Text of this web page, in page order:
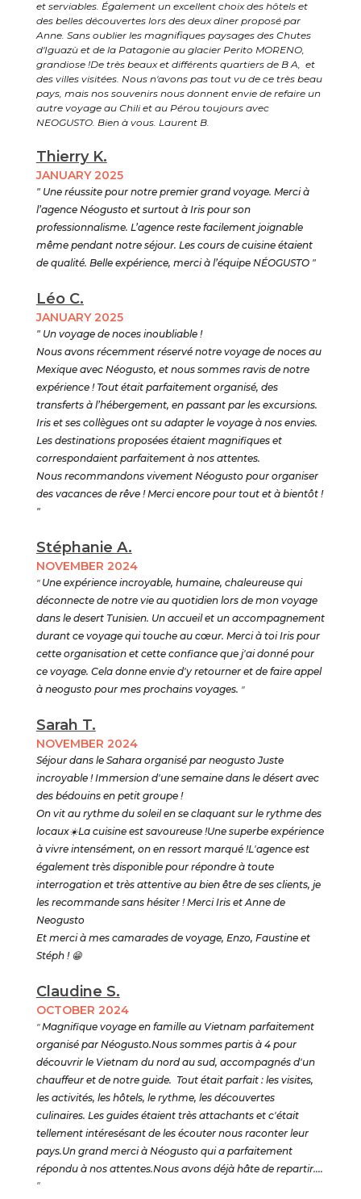
et serviables. Également un excellent choix des hôtels et
des belles découvertes lors des deux dîner proposé par
Anne. Sans oublier les magnifiques paysages des Chutes
d'Iguazù et de la Patagonie au glacier Perito MORENO,
grandiose !De très beaux et différents quartiers de B A, et
des villes visitées. Nous n'avons pas tout vu de ce très beau
pays, mais nos souvenirs nous donnent envie de refaire un
autre voyage au Chili et au Pérou toujours avec
NEOGUSTO. Bien à vous. Laurent B.
Thierry K.
JANUARY 2025
" Une réussite pour notre premier grand voyage. Merci à
l’agence Néogusto et surtout à Iris pour son
professionnalisme. L’agence reste facilement joignable
même pendant notre séjour. Les cours de cuisine étaient
de qualité. Belle expérience, merci à l’équipe NÉOGUSTO "
Léo C.
JANUARY 2025
" Un voyage de noces inoubliable !
Nous avons récemment réservé notre voyage de noces au
Mexique avec Néogusto, et nous sommes ravis de notre
expérience ! Tout était parfaitement organisé, des
transferts à l’hébergement, en passant par les excursions.
Iris et ses collègues ont su adapter le voyage à nos envies.
Les destinations proposées étaient magnifiques et
correspondaient parfaitement à nos attentes.
Nous recommandons vivement Néogusto pour organiser
des vacances de rêve ! Merci encore pour tout et à bientôt !
"
Stéphanie A.
NOVEMBER 2024
" Une expérience incroyable, humaine, chaleureuse qui
déconnecte de notre vie au quotidien lors de mon voyage
dans le desert Tunisien. Un accueil et un accompagnement
durant ce voyage qui touche au cœur. Merci à toi Iris pour
cette organisation et cette confiance que j'ai donné pour
ce voyage. Cela donne envie d'y retourner et de faire appel
à neogusto pour mes prochains voyages. "
Sarah T.
NOVEMBER 2024
Séjour dans le Sahara organisé par neogusto Juste
incroyable ! Immersion d'une semaine dans le désert avec
des bédouins en petit groupe !
On vit au rythme du soleil en se claquant sur le rythme des
locaux☀️La cuisine est savoureuse !Une superbe expérience
à vivre intensément, on en ressort marqué !L'agence est
également très disponible pour répondre à toute
interrogation et très attentive au bien être de ses clients, je
les recommande sans hésiter ! Merci Iris et Anne de
Neogusto
Et merci à mes camarades de voyage, Enzo, Faustine et
Stéph ! 😁
Claudine S.
OCTOBER 2024
"Magnifique voyage en famille au Vietnam parfaitement
organisé par Néogusto.Nous sommes partis à 4 pour
découvrir le Vietnam du nord au sud, accompagnés d'un
chauffeur et de notre guide. Tout était parfait : les visites,
les activités, les hôtels, le rythme, les découvertes
culinaires. Les guides étaient très attachants et c'était
tellement intéresésant de les écouter nous raconter leur
pays.Un grand merci à Néogusto qui a parfaitement
répondu à nos attentes.Nous avons déjà hâte de repartir....
"